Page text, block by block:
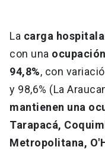
La carga
con una
94,8%, con
y 98,6% (La
mantienen una
Tarapacá,
Metropolitana,